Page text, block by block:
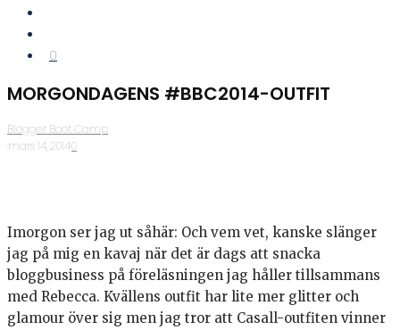
0
MORGONDAGENS #BBC2014-OUTFIT
Blogger Boot Camp
·mars 14, 2014·0
Imorgon ser jag ut såhär: Och vem vet, kanske slänger
jag på mig en kavaj när det är dags att snacka
bloggbusiness på föreläsningen jag håller tillsammans
med Rebecca. Kvällens outfit har lite mer glitter och
glamour över sig men jag tror att Casall-outfiten vinner